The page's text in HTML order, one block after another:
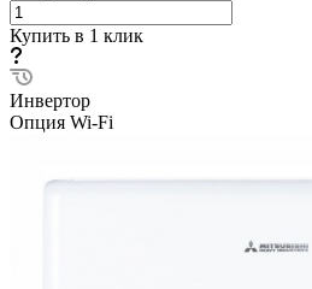
Купить в 1 клик
Инвертор
Опция Wi-Fi